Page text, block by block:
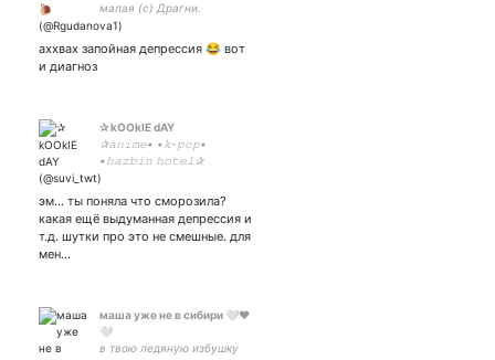
малая (с) Драгни.
правильного выбора
больше не существует
#кожз ❤🧡💛💚
аххвах запойная депрессия 😂 вот
и диагноз
✰ kOOkIE dAY
✰𝚊𝚗𝚒𝚖𝚎• •𝚔-𝚙𝚘𝚙•
•𝚑𝚊𝚣𝚋𝚒𝚗 𝚑𝚘𝚝𝚎𝚕✰
эм... ты поняла что сморозила?
какая ещё выдуманная депрессия и
т.д. шутки про это не смешные. для
мен…
маша уже не в сибири 🤍❤
🤍
в твою ледяную избушку